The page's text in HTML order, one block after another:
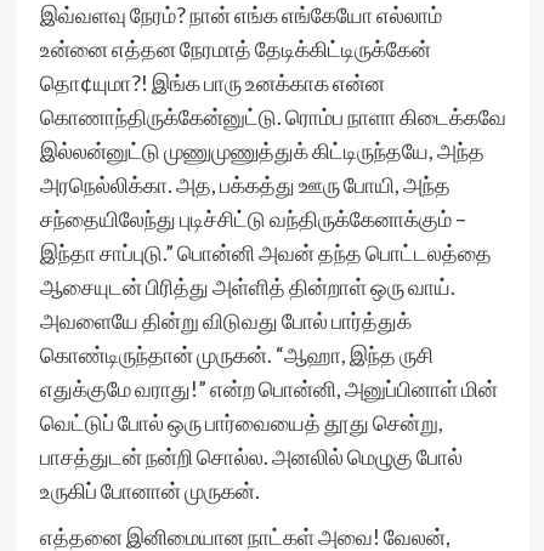
இவ்வளவு நேரம்? நான் எங்க எங்கேயோ எல்லாம்
உன்னை எத்தன நேரமாத் தேடிக்கிட்டிருக்கேன்
தொ¢யுமா?! இங்க பாரு உனக்காக என்ன
கொணாந்திருக்கேன்னுட்டு. ரொம்ப நாளா கிடைக்கவே
இல்லன்னுட்டு முணுமுணுத்துக் கிட்டிருந்தயே, அந்த
அரநெல்லிக்கா. அத, பக்கத்து ஊரு போயி, அந்த
சந்தையிலேந்து புடிச்சிட்டு வந்திருக்கேனாக்கும் –
இந்தா சாப்புடு.” பொன்னி அவன் தந்த பொட்டலத்தை
ஆசையுடன் பிரித்து அள்ளித் தின்றாள் ஒரு வாய்.
அவளையே தின்று விடுவது போல் பார்த்துக்
கொண்டிருந்தான் முருகன். “ஆஹா, இந்த ருசி
எதுக்குமே வராது!” என்ற பொன்னி, அனுப்பினாள் மின்
வெட்டுப் போல் ஒரு பார்வையைத் தூது சென்று,
பாசத்துடன் நன்றி சொல்ல. அனலில் மெழுகு போல்
உருகிப் போனான் முருகன்.
எத்தனை இனிமையான நாட்கள் அவை! வேலன்,